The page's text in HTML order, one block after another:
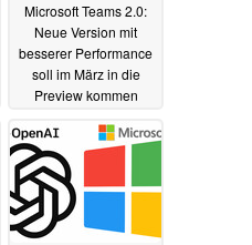
Microsoft Teams 2.0:
Neue Version mit
besserer Performance
soll im März in die
Preview kommen